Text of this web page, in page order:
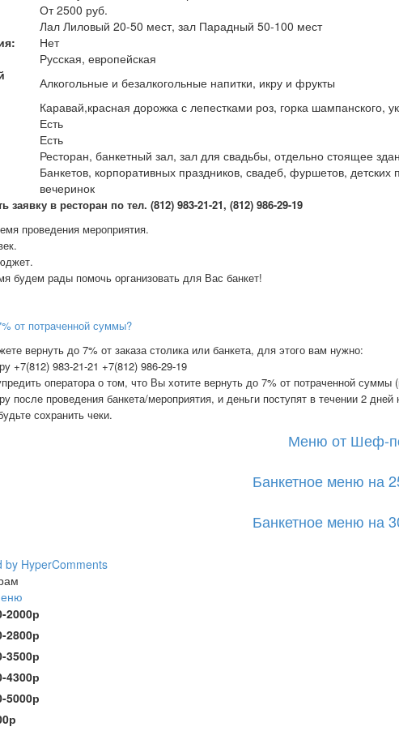
От 2500 руб.
Лал Лиловый 20-50 мест, зал Парадный 50-100 мест
Нет
Русская, европейская
Алкогольные и безалкогольные напитки, икру и фрукты
Каравай,красная дорожка с лепестками роз, горка шампанского,
Есть
Есть
Ресторан, банкетный зал, зал для свадьбы, отдельно стоящее
Банкетов, корпоративных праздников, свадеб, фуршетов,
вечеринок
заявку в ресторан по тел. (812) 983-21-21, (812) 986-29-19
проведения мероприятия.
будем рады помочь организовать для Вас банкет!
от потраченной суммы?
вернуть до 7% от заказа столика или банкета, для этого вам нужно:
+7(812) 983-21-21 +7(812) 986-29-19
оператора о том, что Вы хотите вернуть до 7% от потраченной
после проведения банкета/мероприятия, и деньги поступят в течении 2
сохранить чеки.
Меню от Шеф-
Банкетное меню на
Банкетное меню на
by HyperComments
2000р
2800р
3500р
4300р
5000р